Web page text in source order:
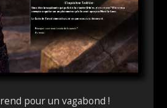
pour un vagabond !